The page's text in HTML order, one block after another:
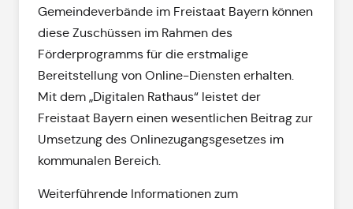
Gemeindeverbände im Freistaat Bayern können
diese Zuschüssen im Rahmen des
Förderprogramms für die erstmalige
Bereitstellung von Online-Diensten erhalten.
Mit dem „Digitalen Rathaus“ leistet der
Freistaat Bayern einen wesentlichen Beitrag zur
Umsetzung des Onlinezugangsgesetzes im
kommunalen Bereich.
Weiterführende Informationen zum